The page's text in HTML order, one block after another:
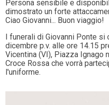
Persona sensibile e
dimostrato un forte
Ciao Giovanni... Buon viaggio!
I funerali di Giovanni Ponte si
dicembre p.v. alle ore 14.15
Vicentina (VI), Piazza Ignago
Croce Rossa che vorrà
l'uniforme.